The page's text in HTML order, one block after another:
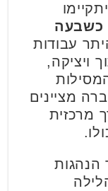
כשבעה
עבודות
ויציקה,
מציינים
מרכזית
הנהגות